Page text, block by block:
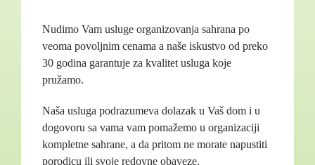
Nudimo Vam usluge organizovanja sahrana po
veoma povoljnim cenama a naše iskustvo od preko
30 godina garantuje za kvalitet usluga koje
pružamo.
Naša usluga podrazumeva dolazak u Vaš dom i u
dogovoru sa vama vam pomažemo u organizaciji
kompletne sahrane, a da pritom ne morate napustiti
porodicu ili svoje redovne obaveze.